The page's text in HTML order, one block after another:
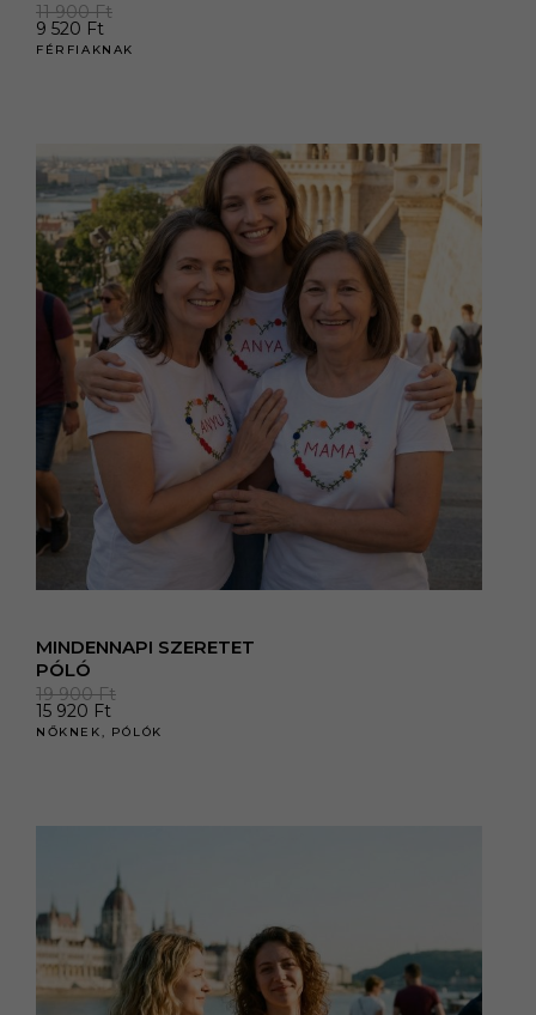
11 900Ft
9 520 Ft
FÉRFIAKNAK
MINDENNAPI SZERETET
PÓLÓ
19 900Ft
15 920 Ft
NŐKNEK, PÓLÓK